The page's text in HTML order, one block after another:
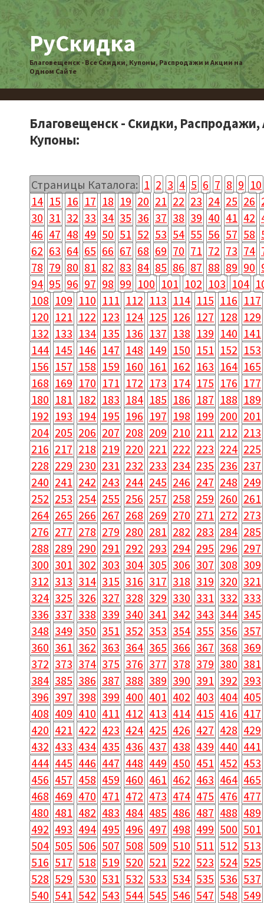
РуСкидка
Благовещенск - Все Скидки, Купоны, Распродажи и Акции на
Одном Сайте
Благовещенск - Скидки, Распродажи,
Купоны:
Страницы Каталога: 1 2 3 4 5 6 7 8 9 10
14 15 16 17 18 19 20 21 22 23 24 25 26
30 31 32 33 34 35 36 37 38 39 40 41 42
46 47 48 49 50 51 52 53 54 55 56 57 58
62 63 64 65 66 67 68 69 70 71 72 73 74
78 79 80 81 82 83 84 85 86 87 88 89 90
94 95 96 97 98 99 100 101 102 103 104
108 109 110 111 112 113 114 115 116 117
120 121 122 123 124 125 126 127 128 129
132 133 134 135 136 137 138 139 140 141
144 145 146 147 148 149 150 151 152 153
156 157 158 159 160 161 162 163 164 165
168 169 170 171 172 173 174 175 176 177
180 181 182 183 184 185 186 187 188 189
192 193 194 195 196 197 198 199 200 201
204 205 206 207 208 209 210 211 212 213
216 217 218 219 220 221 222 223 224 225
228 229 230 231 232 233 234 235 236 237
240 241 242 243 244 245 246 247 248 249
252 253 254 255 256 257 258 259 260 261
264 265 266 267 268 269 270 271 272 273
276 277 278 279 280 281 282 283 284 285
288 289 290 291 292 293 294 295 296 297
300 301 302 303 304 305 306 307 308 309
312 313 314 315 316 317 318 319 320 321
324 325 326 327 328 329 330 331 332 333
336 337 338 339 340 341 342 343 344 345
348 349 350 351 352 353 354 355 356 357
360 361 362 363 364 365 366 367 368 369
372 373 374 375 376 377 378 379 380 381
384 385 386 387 388 389 390 391 392 393
396 397 398 399 400 401 402 403 404 405
408 409 410 411 412 413 414 415 416 417
420 421 422 423 424 425 426 427 428 429
432 433 434 435 436 437 438 439 440 441
444 445 446 447 448 449 450 451 452 453
456 457 458 459 460 461 462 463 464 465
468 469 470 471 472 473 474 475 476 477
480 481 482 483 484 485 486 487 488 489
492 493 494 495 496 497 498 499 500 501
504 505 506 507 508 509 510 511 512 513
516 517 518 519 520 521 522 523 524 525
528 529 530 531 532 533 534 535 536 537
540 541 542 543 544 545 546 547 548 549